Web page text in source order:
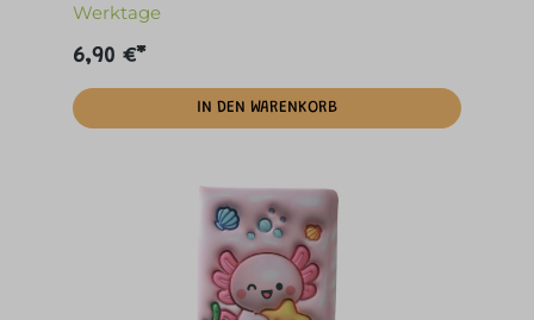
Werktage
6,90 €*
IN DEN WARENKORB